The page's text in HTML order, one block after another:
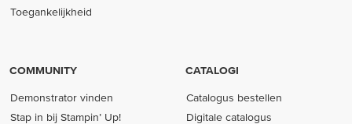
Toegankelijkheid
COMMUNITY
Demonstrator vinden
Stap in bij Stampin’ Up!
CATALOGI
Catalogus bestellen
Digitale catalogus